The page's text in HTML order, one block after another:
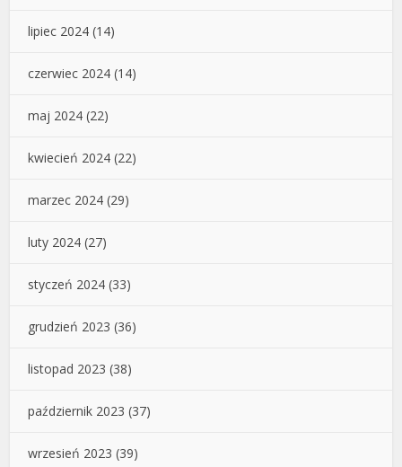
lipiec 2024 (14)
czerwiec 2024 (14)
maj 2024 (22)
kwiecień 2024 (22)
marzec 2024 (29)
luty 2024 (27)
styczeń 2024 (33)
grudzień 2023 (36)
listopad 2023 (38)
październik 2023 (37)
wrzesień 2023 (39)